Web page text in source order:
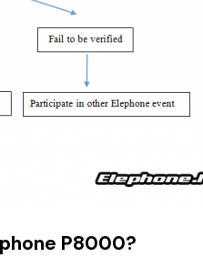
P8000?